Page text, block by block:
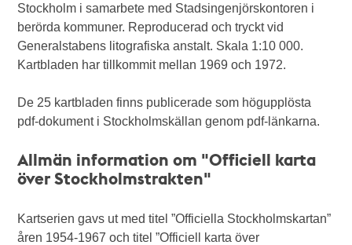
Stockholm i samarbete med Stadsingenjörskontoren i
berörda kommuner. Reproducerad och tryckt vid
Generalstabens litografiska anstalt. Skala 1:10 000.
Kartbladen har tillkommit mellan 1969 och 1972.
De 25 kartbladen finns publicerade som högupplösta
pdf-dokument i Stockholmskällan genom pdf-länkarna.
Allmän information om "Officiell karta
över Stockholmstrakten"
Kartserien gavs ut med titel ”Officiella Stockholmskartan”
åren 1954-1967 och titel ”Officiell karta över